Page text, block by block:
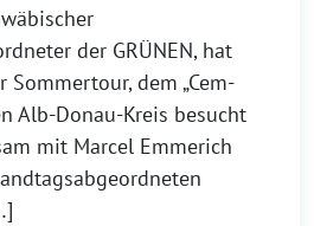
der GRÜNEN, hat
Sommertour, dem „Cem-
Alb-Donau-Kreis besucht
mit Marcel Emmerich